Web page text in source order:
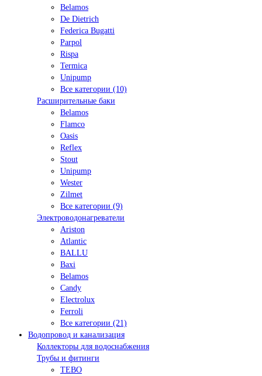
Belamos
De Dietrich
Federica Bugatti
Parpol
Rispa
Termica
Unipump
Все категории (10)
Расширительные баки
Belamos
Flamco
Oasis
Reflex
Stout
Unipump
Wester
Zilmet
Все категории (9)
Электроводонагреватели
Ariston
Atlantic
BALLU
Baxi
Belamos
Candy
Electrolux
Ferroli
Все категории (21)
Водопровод и канализация
Коллекторы для водоснабжения
Трубы и фитинги
TEBO